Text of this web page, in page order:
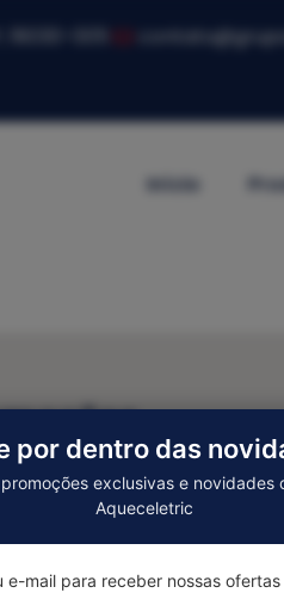
005
Início
Enviar
por dentro das
exclusivas e novidades
Aqueceletric
e-mail para receber nossas